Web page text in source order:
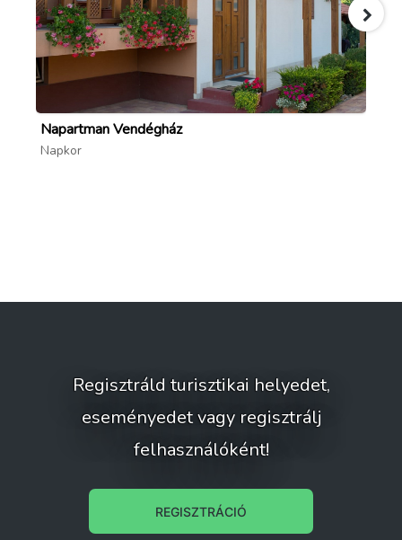
Napartman Vendégház
Napkor
Regisztráld turisztikai helyedet,
eseményedet vagy regisztrálj
felhasználóként!
REGISZTRÁCIÓ